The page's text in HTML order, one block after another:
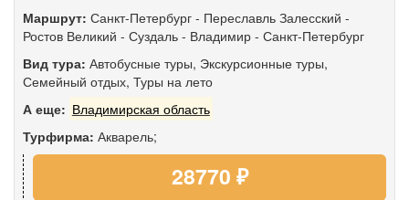
Маршрут: Санкт-Петербург - Переславль Залесский -
Ростов Великий - Суздаль - Владимир - Санкт-Петербург
Вид тура: Автобусные туры, Экскурсионные туры,
Семейный отдых, Туры на лето
А еще: Владимирская область
Турфирма: Акварель;
28770 ₽